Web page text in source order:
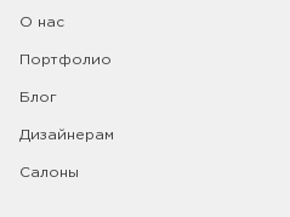
О нас
Портфолио
Блог
Дизайнерам
Салоны